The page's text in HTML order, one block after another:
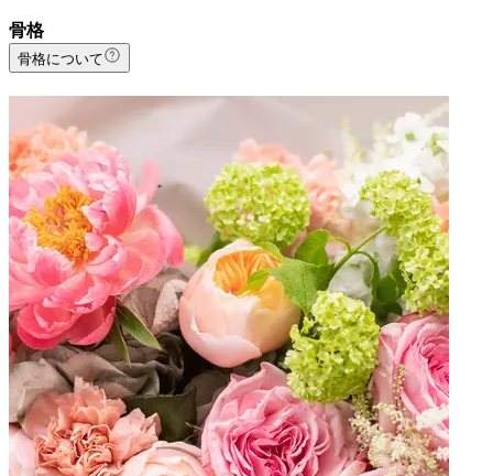
骨格
骨格について